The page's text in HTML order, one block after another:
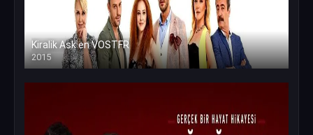
Kiralik Ask en VOSTFR
2015